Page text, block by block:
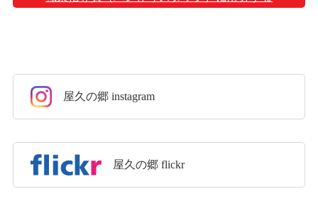
屋久の郷 instagram
屋久の郷 flickr